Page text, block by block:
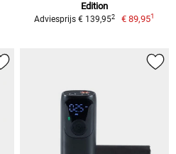
Edition
Adviesprijs € 139,952 € 89,951